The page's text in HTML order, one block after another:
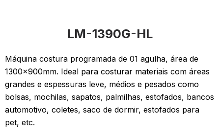
LM-1390G-HL
Máquina costura programada de 01 agulha, área de
1300x900mm. Ideal para costurar materiais com áreas
grandes e espessuras leve, médios e pesados como
bolsas, mochilas, sapatos, palmilhas, estofados, bancos
automotivo, coletes, saco de dormir, estofados para
pet, etc.